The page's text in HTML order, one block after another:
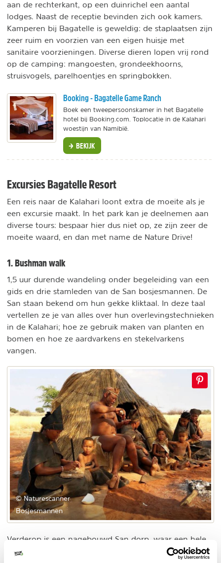
aan de rechterkant, op een duinrichel een aantal
lodges. Naast de receptie bevinden zich ook kamers.
Kamperen bij Bagatelle is geweldig: de staplaatsen zijn
zeer ruim en voorzien van een eigen huisje met
sanitaire voorzieningen. Diverse dieren lopen vrij rond
op de camping: mangoesten, grondeekhoorns,
struisvogels, parelhoentjes en springbokken.
Booking - Bagatelle Game Ranch
Boek een tweepersoonskamer in het Bagatelle
hotel bij Booking.com. Toplocatie in de Kalahari
woestijn van Namibië.
BEKIJK
Excursies Bagatelle Resort
Een reis naar de Kalahari loont extra de moeite als je
een excursie maakt. In het park kan je deelnemen aan
diverse tours: bespaar hier dus niet op, ze zijn zeer de
moeite waard, en dan met name de Nature Drive!
1. Bushman walk
1,5 uur durende wandeling onder begeleiding van een
gids en drie stamleden van de San bosjesmannen. De
San staan bekend om hun gekke kliktaal. In deze taal
vertellen ze je van alles over hun overlevingstechnieken
in de Kalahari; hoe ze gebruik maken van planten en
bomen en hoe ze aardvarkens en stekelvarkens
vangen.
© Naturescanner
Bosjesmannen
Verderop is een nagebouwd San dorp, waar een hele
familie met jonge kinderen sieraden toont die ze